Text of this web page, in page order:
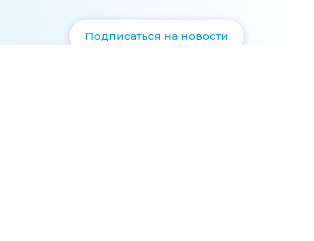
Подписаться на новости